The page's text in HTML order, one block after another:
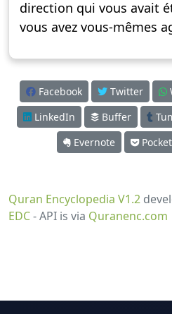
direction qui vous avait
vous avez vous-mêmes
Facebook Twitter
LinkedIn
Buffer
Evernote
Pocket
Quran Encyclopedia V1.2
EDC- API is via Quranenc.com